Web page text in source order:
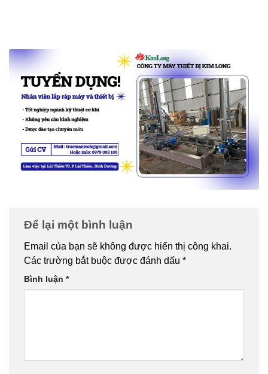
Để lại một bình luận
Email của bạn sẽ không được hiển thị công khai.
Các trường bắt buộc được đánh dấu *
Bình luận *